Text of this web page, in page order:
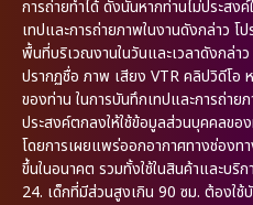
การถ่ายทำได้ ดังนั้นหากท่านไม่ประสง
เทปและการถ่ายภาพในงานดังกล่าว โ
พื้นที่บริเวณงานในวันและเวลาดังกล่า
ปรากฏชื่อ ภาพ เสียง VTR คลิปวิดีโอ
ของท่าน ในการบันทึกเทปและการถ่าย
ประสงค์ตกลงให้ใช้ข้อมูลส่วนบุคคลขอ
โดยการเผยแพร่ออกอากาศทางช่องท
ขึ้นในอนาคต รวมทั้งใช้ในสินค้าและบริ
24. เด็กที่มีส่วนสูงเกิน 90 ซม. ต้องใช้